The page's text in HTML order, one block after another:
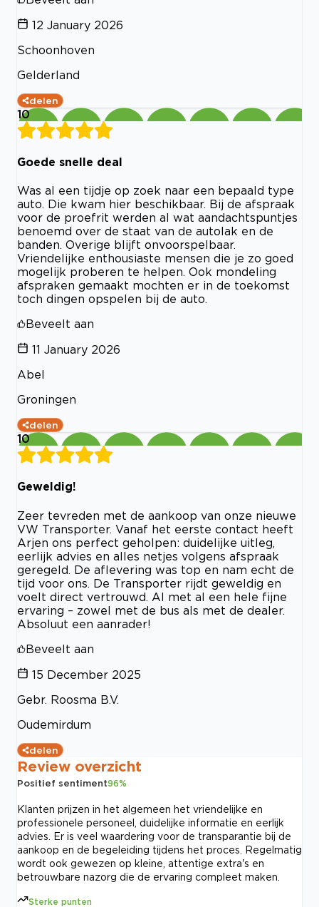
12 January 2026
Schoonhoven
Gelderland
delen
10
Goede snelle deal
Was al een tijdje op zoek naar een bepaald type
auto. Die kwam hier beschikbaar. Bij de afspraak
voor de proefrit werden al wat aandachtspuntjes
benoemd over de staat van de autolak en de
banden. Overige blijft onvoorspelbaar.
Vriendelijke enthousiaste mensen die je zo goed
mogelijk proberen te helpen. Ook mondeling
afspraken gemaakt mochten er in de toekomst
toch dingen opspelen bij de auto.
Beveelt aan
11 January 2026
Abel
Groningen
delen
10
Geweldig!
Zeer tevreden met de aankoop van onze nieuwe
VW Transporter. Vanaf het eerste contact heeft
Arjen ons perfect geholpen: duidelijke uitleg,
eerlijk advies en alles netjes volgens afspraak
geregeld. De aflevering was top en nam echt de
tijd voor ons. De Transporter rijdt geweldig en
voelt direct vertrouwd. Al met al een hele fijne
ervaring – zowel met de bus als met de dealer.
Absoluut een aanrader!
Beveelt aan
15 December 2025
Gebr. Roosma B.V.
Oudemirdum
delen
Review overzicht
Positief sentiment96%
Klanten prijzen in het algemeen het vriendelijke en
professionele personeel, duidelijke informatie en eerlijk
advies. Er is veel waardering voor de transparantie bij de
aankoop en de begeleiding tijdens het proces. Regelmatig
wordt ook gewezen op kleine, attentige extra's en
betrouwbare nazorg die de ervaring compleet maken.
Sterke punten